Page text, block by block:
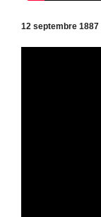
12 septembre 1887